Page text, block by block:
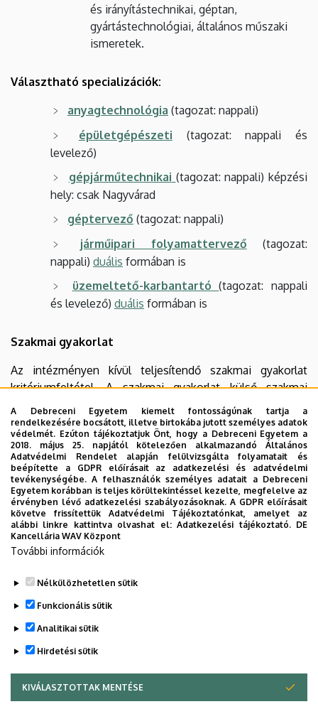
és irányítástechnikai, géptan,
gyártástechnológiai, általános műszaki
ismeretek.
Választható specializációk:
anyagtechnológia (tagozat: nappali)
épületgépészeti (tagozat: nappali és
levelező)
gépjárműtechnikai (tagozat: nappali) képzési
hely: csak Nagyvárad
géptervező (tagozat: nappali)
járműipari folyamattervező (tagozat:
nappali) duális formában is
üzemeltető-karbantartó (tagozat: nappali
és levelező) duális formában is
Szakmai gyakorlat
Az intézményen kívül teljesítendő szakmai gyakorlat
kritériumfeltétel. A szakmai gyakorlat külső szakmai
gyakorló helyen, intézményben, erre alkalmas
szervezetnél, vagy felsőoktatási intézményi
gyakorlóhelyen teljesítendő, legalább 6 hétig tartó
gyakorlat.
Idegennyelvi követelmények
Az alapfokozat megszerzéséhez elengedhetelen az
idegen szaknyelvi ismeretek teljesítése.
A gépészmérnöki alapképzési szak Képzési és kimeneti
követelménye
Legutóbbi frissítés: 2026. 06. 30. 12:10
A Debreceni Egyetem kiemelt fontosságúnak tartja a
rendelkezésére bocsátott, illetve birtokába jutott személyes adatok
védelmét. Ezúton tájékoztatjuk Önt, hogy a Debreceni Egyetem a
2018. május 25. napjától kötelezően alkalmazandó Általános
Adatvédelmi Rendelet alapján felülvizsgálta folyamatait és
beépítette a GDPR előírásait az adatkezelési és adatvédelmi
tevékenységébe. A felhasználók személyes adatait a Debreceni
Egyetem korábban is teljes körültekintéssel kezelte, megfelelve az
érvényben lévő adatkezelési szabályozásoknak. A GDPR előírásait
követve frissítettük Adatvédelmi Tájékoztatónkat, amelyet az
alábbi linkre kattintva olvashat el:Adatkezelési tájékoztató. DE
Kancellária WAV Központ
További információk
Nélkülözhetetlen sütik
Funkcionális sütik
Analitikai sütik
Hirdetési sütik
KIVÁLASZTOTTAK MENTÉSE
WITHDRAW CONSENT